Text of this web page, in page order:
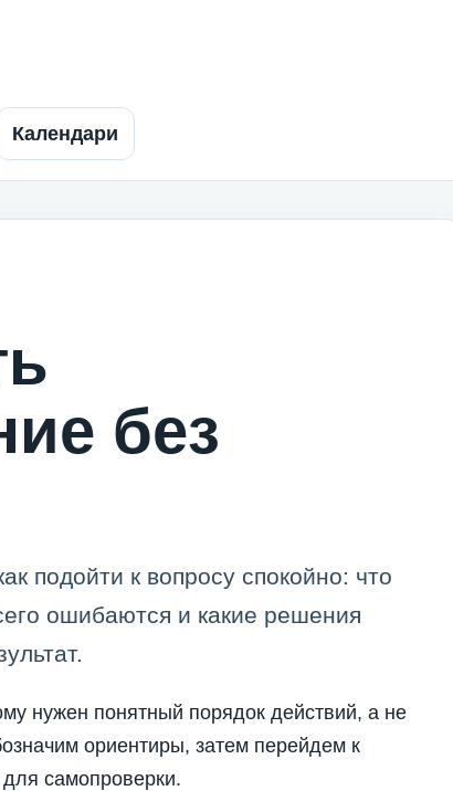
Календари
без
подойти к вопросу спокойно: что
ошибаются и какие решения
нужен понятный порядок действий, а не
ориентиры, затем перейдем к
самопроверки.